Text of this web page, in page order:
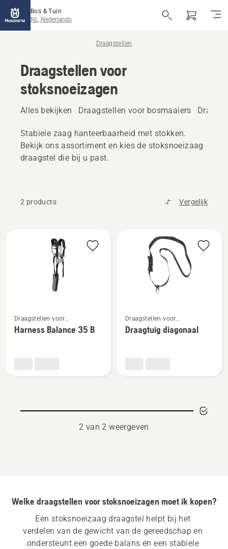
Bos & Tuin
NL, Nederlands
Draagstellen
Draagstellen voor
stoksnoeizagen
Alles bekijken Draagstellen voor bosmaaiers
Stabiele zaag hanteerbaarheid met stokken.
Bekijk ons assortiment en kies de stoksnoeizaag
draagstel die bij u past.
2 products Vergelijk
producten
meer
details
Draagstellen voor
stoksnoeizagen
Harness Balance 35 B
meer
details
Draagstellen voor
stoksnoeizagen
Draagtuig diagonaal
2 van 2 weergeven
Welke draagstellen voor stoksnoeizagen moet ik kopen?
Een stoksnoeizaag draagstel helpt bij het
verdelen van de gewicht van de gereedschap en
ondersteunt een goede balans en een stabiele